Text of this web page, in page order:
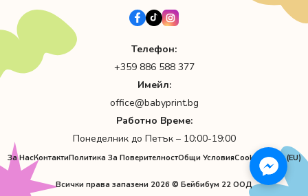
Телефон:
+359 886 588 377
Имейл:
office@babyprint.bg
Работно Време:
Понеделник до Петък – 10:00-19:00
За НасКонтактиПолитика За ПоверителностОбщи УсловияCookie Policy (EU)
Всички права запазени 2026 © Бейбибум 22 ООД